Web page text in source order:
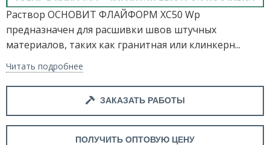
Раствор ОСНОВИТ ФЛАЙФОРМ XC50 Wp
предназначен для расшивки швов штучных
материалов, таких как гранитная или клинкерн...
Читать подробнее
ЗАКАЗАТЬ РАБОТЫ
ПОЛУЧИТЬ ОПТОВУЮ ЦЕНУ